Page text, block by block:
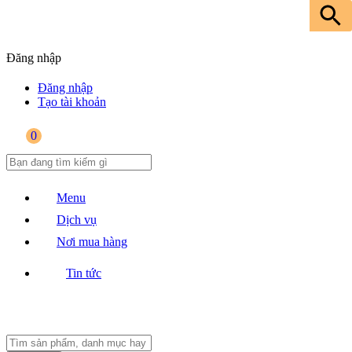
Đăng nhập
Đăng nhập
Tạo tài khoản
0
Menu
Dịch vụ
Nơi mua hàng
Tin tức